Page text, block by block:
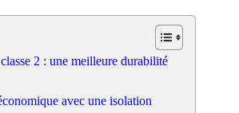
2 : une meilleure durabilité
avec une isolation